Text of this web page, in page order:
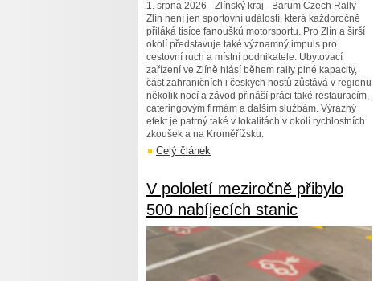
1. srpna 2026 - Zlínský kraj - Barum Czech Rally
Zlín není jen sportovní událostí, která každoročně
přiláká tisíce fanoušků motorsportu. Pro Zlín a širší
okolí představuje také významný impuls pro
cestovní ruch a místní podnikatele. Ubytovací
zařízení ve Zlíně hlásí během rally plné kapacity,
část zahraničních i českých hostů zůstává v regionu
několik nocí a závod přináší práci také restauracím,
cateringovým firmám a dalším službám. Výrazný
efekt je patrný také v lokalitách v okolí rychlostních
zkoušek a na Kroměřížsku.
Celý článek
V pololetí meziročně přibylo
500 nabíjecích stanic